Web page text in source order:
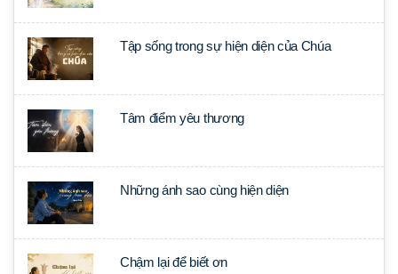
Tập sống trong sự hiện diện của Chúa
Tâm điểm yêu thương
Những ánh sao cùng hiện diện
Chậm lại để biết ơn